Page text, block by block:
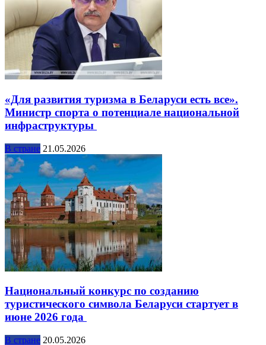
«Для развития туризма в Беларуси есть все».
Министр спорта о потенциале национальной
инфраструктуры
В стране 21.05.2026
Национальный конкурс по созданию
туристического символа Беларуси стартует в
июне 2026 года
В стране 20.05.2026